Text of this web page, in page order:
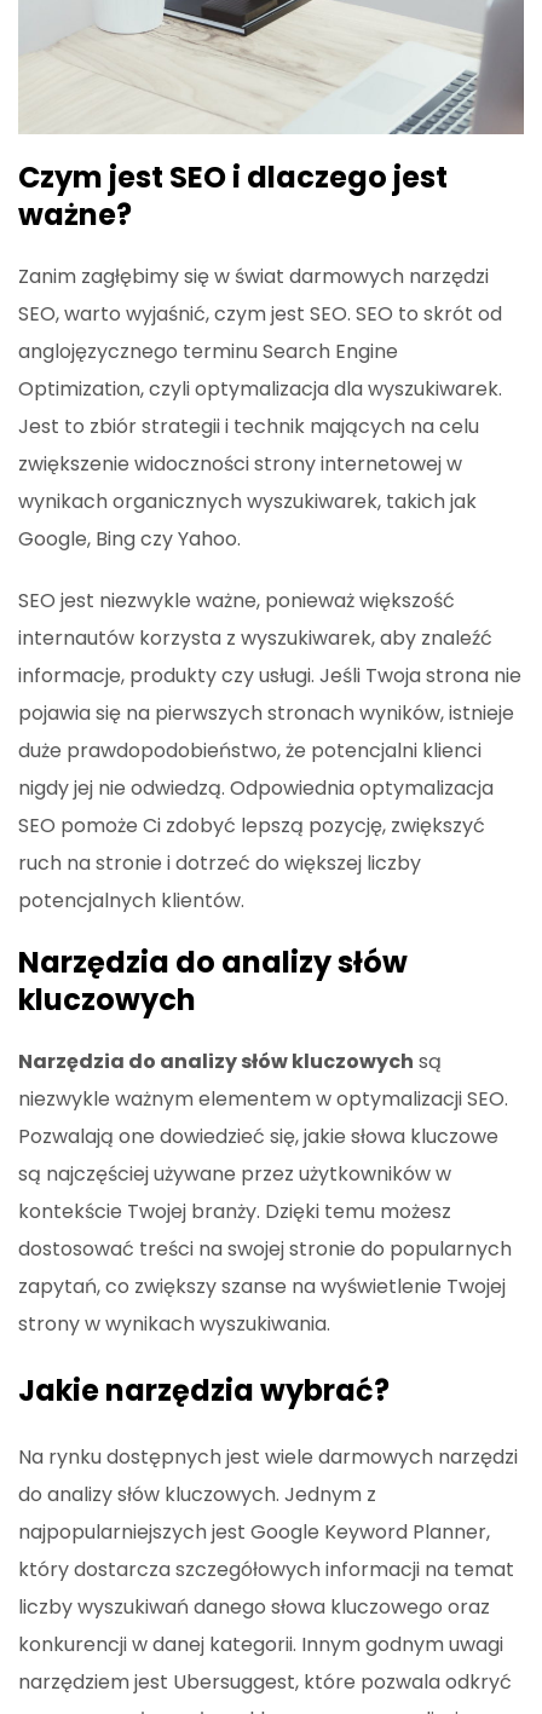
Czym jest SEO i dlaczego jest
ważne?
Zanim zagłębimy się w świat darmowych narzędzi
SEO, warto wyjaśnić, czym jest SEO. SEO to skrót od
anglojęzycznego terminu Search Engine
Optimization, czyli optymalizacja dla wyszukiwarek.
Jest to zbiór strategii i technik mających na celu
zwiększenie widoczności strony internetowej w
wynikach organicznych wyszukiwarek, takich jak
Google, Bing czy Yahoo.
SEO jest niezwykle ważne, ponieważ większość
internautów korzysta z wyszukiwarek, aby znaleźć
informacje, produkty czy usługi. Jeśli Twoja strona nie
pojawia się na pierwszych stronach wyników, istnieje
duże prawdopodobieństwo, że potencjalni klienci
nigdy jej nie odwiedzą. Odpowiednia optymalizacja
SEO pomoże Ci zdobyć lepszą pozycję, zwiększyć
ruch na stronie i dotrzeć do większej liczby
potencjalnych klientów.
Narzędzia do analizy słów
kluczowych
Narzędzia do analizy słów kluczowych są
niezwykle ważnym elementem w optymalizacji SEO.
Pozwalają one dowiedzieć się, jakie słowa kluczowe
są najczęściej używane przez użytkowników w
kontekście Twojej branży. Dzięki temu możesz
dostosować treści na swojej stronie do popularnych
zapytań, co zwiększy szanse na wyświetlenie Twojej
strony w wynikach wyszukiwania.
Jakie narzędzia wybrać?
Na rynku dostępnych jest wiele darmowych narzędzi
do analizy słów kluczowych. Jednym z
najpopularniejszych jest Google Keyword Planner,
który dostarcza szczegółowych informacji na temat
liczby wyszukiwań danego słowa kluczowego oraz
konkurencji w danej kategorii. Innym godnym uwagi
narzędziem jest Ubersuggest, które pozwala odkryć